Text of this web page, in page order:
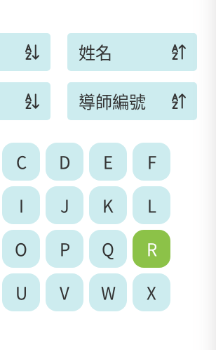
姓名
導師編號
C D E
F
I J K
L
O P Q
R
U V W
X